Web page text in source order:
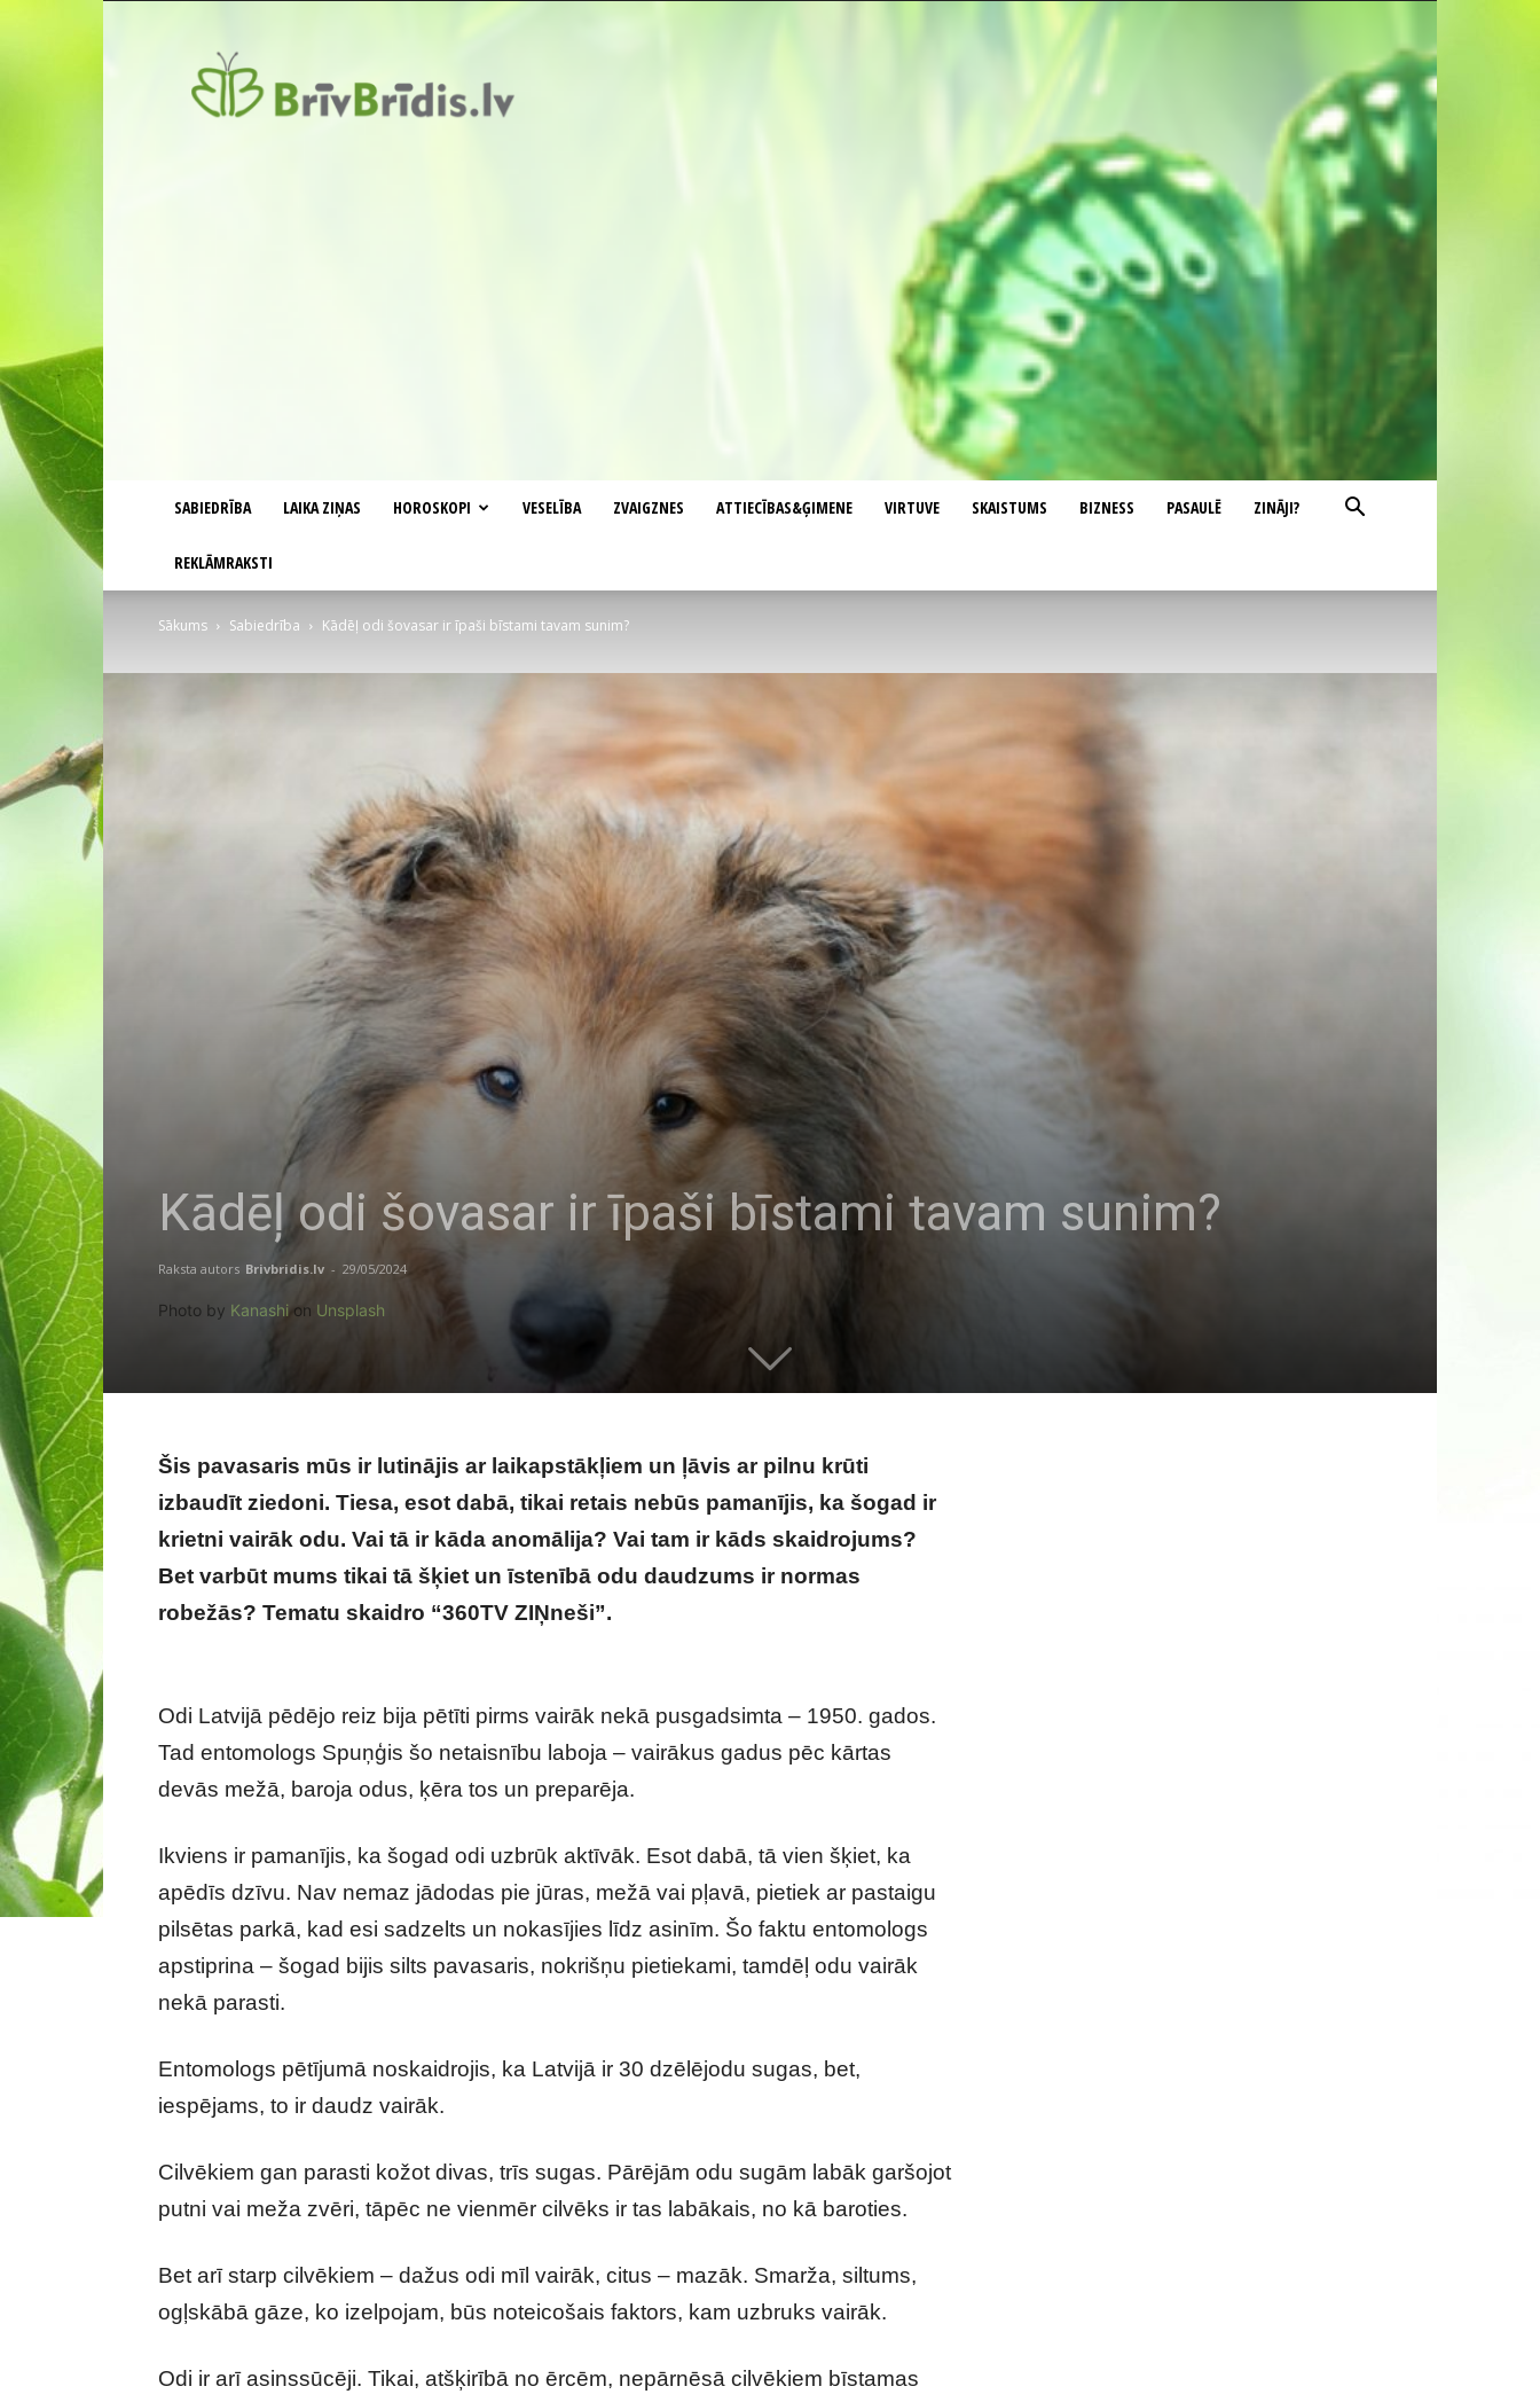
SABIEDRĪBA LAIKA ZIŅAS HOROSKOPI VESELĪBA ZVAIGZNES ATTIECĪBAS&ĢIMENE VIRTUVE SKAISTUMS BIZNESS PASAULĒ ZINĀJI?
REKLĀMRAKSTI
Sākums Sabiedrība Kādēļ odi šovasar ir īpaši bīstami tavam sunim?
Kādēļ odi šovasar ir īpaši bīstami tavam sunim?
Raksta autors Brivbridis.lv - 29/05/2024
Photo by Kanashion Unsplash
Šis pavasaris mūs ir lutinājis ar laikapstākļiem un ļāvis ar pilnu krūti
izbaudīt ziedoni. Tiesa, esot dabā, tikai retais nebūs pamanījis, ka šogad ir
krietni vairāk odu. Vai tā ir kāda anomālija? Vai tam ir kāds skaidrojums?
Bet varbūt mums tikai tā šķiet un īstenībā odu daudzums ir normas
robežās? Tematu skaidro “360TV ZIŅneši”.
Odi Latvijā pēdējo reiz bija pētīti pirms vairāk nekā pusgadsimta – 1950. gados.
Tad entomologs Spuņģis šo netaisnību laboja – vairākus gadus pēc kārtas
devās mežā, baroja odus, ķēra tos un preparēja.
Ikviens ir pamanījis, ka šogad odi uzbrūk aktīvāk. Esot dabā, tā vien šķiet, ka
apēdīs dzīvu. Nav nemaz jādodas pie jūras, mežā vai pļavā, pietiek ar pastaigu
pilsētas parkā, kad esi sadzelts un nokasījies līdz asinīm. Šo faktu entomologs
apstiprina – šogad bijis silts pavasaris, nokrišņu pietiekami, tamdēļ odu vairāk
nekā parasti.
Entomologs pētījumā noskaidrojis, ka Latvijā ir 30 dzēlējodu sugas, bet,
iespējams, to ir daudz vairāk.
Cilvēkiem gan parasti kožot divas, trīs sugas. Pārējām odu sugām labāk garšojot
putni vai meža zvēri, tāpēc ne vienmēr cilvēks ir tas labākais, no kā baroties.
Bet arī starp cilvēkiem – dažus odi mīl vairāk, citus – mazāk. Smarža, siltums,
ogļskābā gāze, ko izelpojam, būs noteicošais faktors, kam uzbruks vairāk.
Odi ir arī asinssūcēji. Tikai, atšķirībā no ērcēm, nepārnēsā cilvēkiem bīstamas